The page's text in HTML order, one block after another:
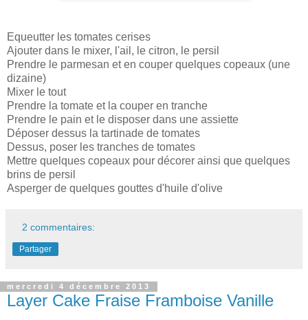
Equeutter les tomates cerises
Ajouter dans le mixer, l'ail, le citron, le persil
Prendre le parmesan et en couper quelques copeaux (une
dizaine)
Mixer le tout
Prendre la tomate et la couper en tranche
Prendre le pain et le disposer dans une assiette
Déposer dessus la tartinade de tomates
Dessus, poser les tranches de tomates
Mettre quelques copeaux pour décorer ainsi que quelques
brins de persil
Asperger de quelques gouttes d'huile d'olive
2 commentaires:
Partager
mercredi 4 décembre 2013
Layer Cake Fraise Framboise Vanille